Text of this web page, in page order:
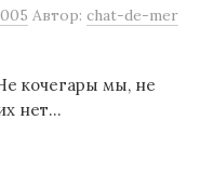
Автор: chat-de-mer
кочегары мы, не
нет…